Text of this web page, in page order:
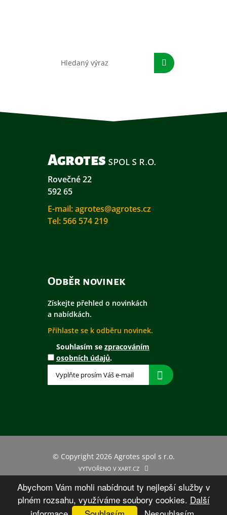
Agrotes spol s r.o.
Rovečné 22
592 65
E-mail:agrotes@agrotes.cz
Tel: 566 574 219
Odběr novinek
Získejte přehled o novinkách
a nabídkách.
Přihlaste se k odběru novinek.
Souhlasím se zpracováním
osobních údajů.
© Copyright 2026 Agrotes spol s r.o.
VYTVOŘENO V XART.CZ
Abychom Vám mohli nabídnout ty nejlepší služby v
plném rozsahu, využíváme soubory cookies. Další